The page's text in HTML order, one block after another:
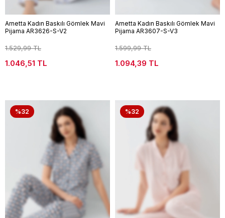
Arnetta Kadın Baskılı Gömlek Mavi
Pijama AR3626-S-V2
1.529,99 TL
1.046,51 TL
Arnetta Kadın Baskılı Gömlek Mavi
Pijama AR3607-S-V3
1.599,99 TL
1.094,39 TL
%32 %32